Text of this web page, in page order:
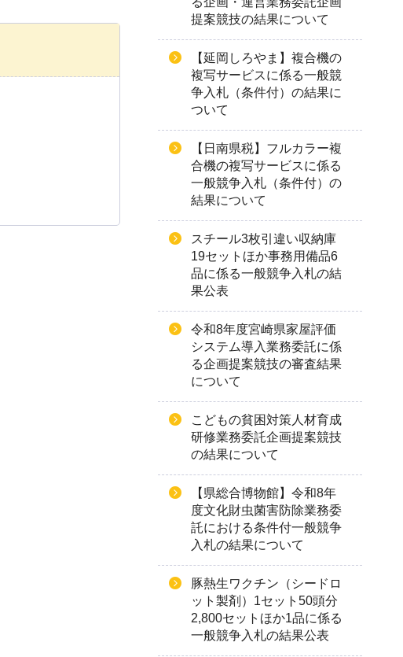
提案競技の結果について
【延岡しろやま】複合機の
複写サービスに係る一般競
争入札（条件付）の結果に
ついて
【日南県税】フルカラー複
合機の複写サービスに係る
一般競争入札（条件付）の
結果について
スチール3枚引違い収納庫
19セットほか事務用備品6
品に係る一般競争入札の結
果公表
令和8年度宮崎県家屋評価
システム導入業務委託に係
る企画提案競技の審査結果
について
こどもの貧困対策人材育成
研修業務委託企画提案競技
の結果について
【県総合博物館】令和8年
度文化財虫菌害防除業務委
託における条件付一般競争
入札の結果について
豚熱生ワクチン（シードロ
ット製剤）1セット50頭分
2,800セットほか1品に係る
一般競争入札の結果公表